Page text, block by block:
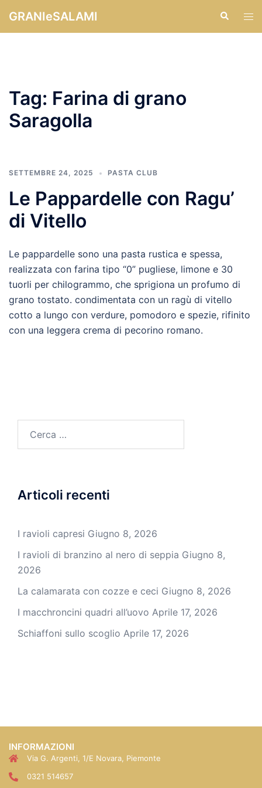
GRANIeSALAMI Cerca
Tag: Farina di grano
Saragolla
SETTEMBRE 24, 2025 PASTA CLUB
Le Pappardelle con Ragu’
di Vitello
Le pappardelle sono una pasta rustica e spessa,
realizzata con farina tipo “0” pugliese, limone e 30
tuorli per chilogrammo, che sprigiona un profumo di
grano tostato. condimentata con un ragù di vitello
cotto a lungo con verdure, pomodoro e spezie, rifinito
con una leggera crema di pecorino romano.
Articoli recenti
I ravioli capresi Giugno 8, 2026
I ravioli di branzino al nero di seppia Giugno 8,
2026
La calamarata con cozze e ceci Giugno 8, 2026
I macchroncini quadri all’uovo Aprile 17, 2026
Schiaffoni sullo scoglio Aprile 17, 2026
INFORMAZIONI
Via G. Argenti, 1/E Novara, Piemonte
0321 514657